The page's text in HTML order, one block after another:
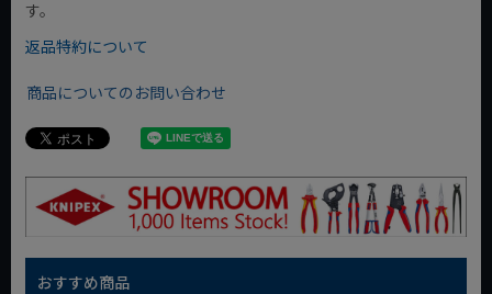
す。
返品特約について
商品についてのお問い合わせ
おすすめ商品